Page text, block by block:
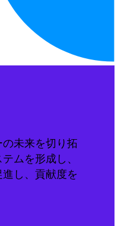
未来を切り拓
ムを形成し、
し、貢献度を